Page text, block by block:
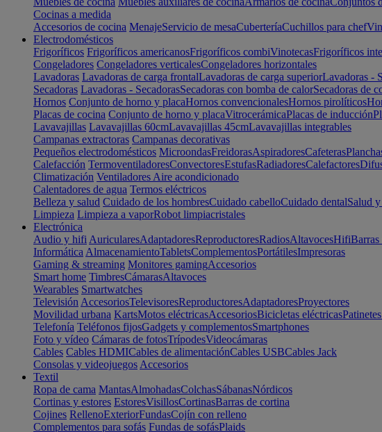
Cocinas a medida
Accesorios de cocina MenajeServicio de mesaCuberteríaCuchillos para chef
Electrodomésticos
Frigoríficos Frigoríficos americanosFrigoríficos combiVinotecasFrigoríficos
Congeladores Congeladores verticalesCongeladores horizontales
Lavadoras Lavadoras de carga frontalLavadoras de carga superiorLavadoras -
Secadoras Lavadoras - SecadorasSecadoras con bomba de calorSecadoras de
Hornos Conjunto de horno y placaHornos convencionalesHornos pirolíticos
Placas de cocina Conjunto de horno y placaVitrocerámicaPlacas de inducción
Lavavajillas Lavavajillas 60cmLavavajillas 45cmLavavajillas integrables
Campanas extractoras Campanas decorativas
Pequeños electrodomésticos MicroondasFreidorasAspiradoresCafeteras
Calefacción TermoventiladoresConvectoresEstufasRadiadoresCalefactores
Climatización Ventiladores Aire acondicionado
Calentadores de agua Termos eléctricos
Belleza y salud Cuidado de los hombresCuidado cabelloCuidado dentalSalud
Limpieza Limpieza a vaporRobot limpiacristales
Electrónica
Audio y hifi AuricularesAdaptadoresReproductoresRadiosAltavocesHifiBarras
Informática AlmacenamientoTabletsComplementosPortátilesImpresoras
Gaming & streaming Monitores gamingAccesorios
Smart home TimbresCámarasAltavoces
Wearables Smartwatches
Televisión AccesoriosTelevisoresReproductoresAdaptadoresProyectores
Movilidad urbana KartsMotos eléctricasAccesoriosBicicletas eléctricas
Telefonía Teléfonos fijosGadgets y complementosSmartphones
Foto y vídeo Cámaras de fotosTrípodesVideocámaras
Cables Cables HDMICables de alimentaciónCables USBCables Jack
Consolas y videojuegos Accesorios
Textil
Ropa de cama MantasAlmohadasColchasSábanasNórdicos
Cortinas y estores EstoresVisillosCortinasBarras de cortina
Cojines RellenoExteriorFundasCojín con relleno
Complementos para sofás Fundas de sofásPlaids